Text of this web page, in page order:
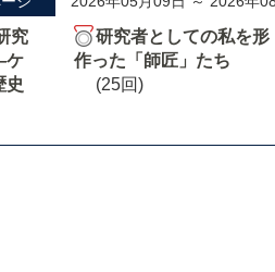
究
ケ
史
研究者としての私を形
作った「師匠」たち
(25回)